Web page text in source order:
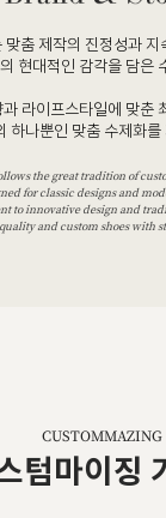
맞춤 제작의 진정성과 지
현대적인 감각을 담은
과 라이프스타일에 맞춘
하나뿐인 맞춤 수제화를
the great tradition of
for classic designs and
to innovative design and
and custom shoes with
CUSTOMMAZING
텀마이징